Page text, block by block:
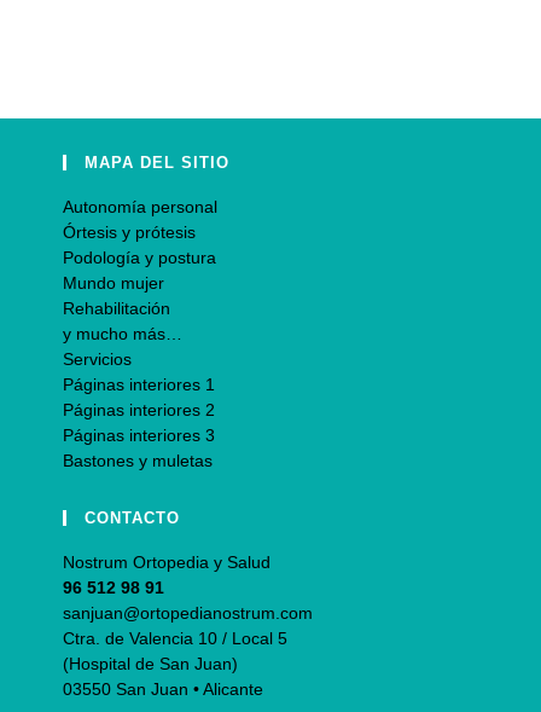
MAPA DEL SITIO
Autonomía personal
Órtesis y prótesis
Podología y postura
Mundo mujer
Rehabilitación
y mucho más…
Servicios
Páginas interiores 1
Páginas interiores 2
Páginas interiores 3
Bastones y muletas
CONTACTO
Nostrum Ortopedia y Salud
96 512 98 91
sanjuan@ortopedianostrum.com
Ctra. de Valencia 10 / Local 5
(Hospital de San Juan)
03550 San Juan • Alicante